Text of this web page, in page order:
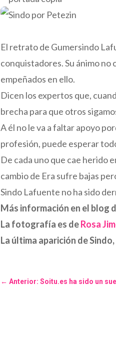
El retrato de Gumersindo
conquistadores. Su ánimo no
empeñados en ello.
Dicen los expertos que,
brecha para que otros
A él no le va a faltar apoyo
profesión, puede esperar
De cada uno que cae herido
cambio de Era sufre bajas
Sindo Lafuente no ha sido
Más información en el blog
La fotografía es deRosa
La última aparición de Sindo,
←Anterior: Soitu.es ha sido un